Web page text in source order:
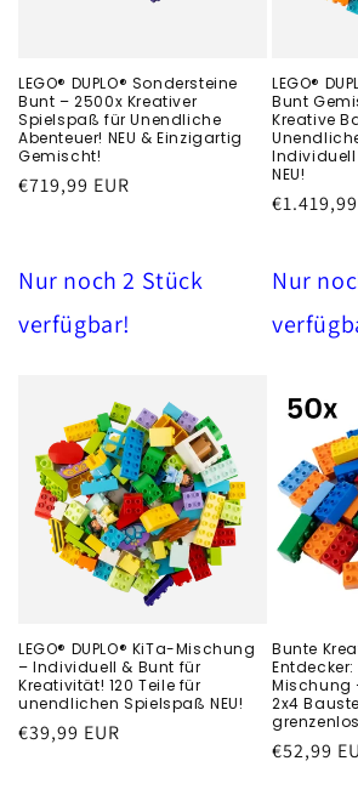
LEGO® DUPLO® Sondersteine
Bunt – 2500x Kreativer
Spielspaß für Unendliche
Abenteuer! NEU & Einzigartig
Gemischt!
Běžná
€719,99 EUR
Nur noch 2 Stück
verfügbar!
LEGO®
Bunt
Kreative
NEU!
Běžná
Nur
LEGO® DUPLO® KiTa-Mischung
– Individuell & Bunt für
Kreativität! 120 Teile für
unendlichen Spielspaß NEU!
Běžná
€39,99 EUR
Bunte
Entdecker:
Mischung
2x4
Běžná
€52,99